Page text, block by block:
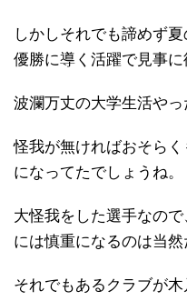
しかしそれでも諦めず
優勝に導く活躍で見事に
波瀾万丈の大学生活や
怪我が無ければおそら
になってたでしょうね。
大怪我をした選手なの
には慎重になるのは当然
それでもあるクラブが